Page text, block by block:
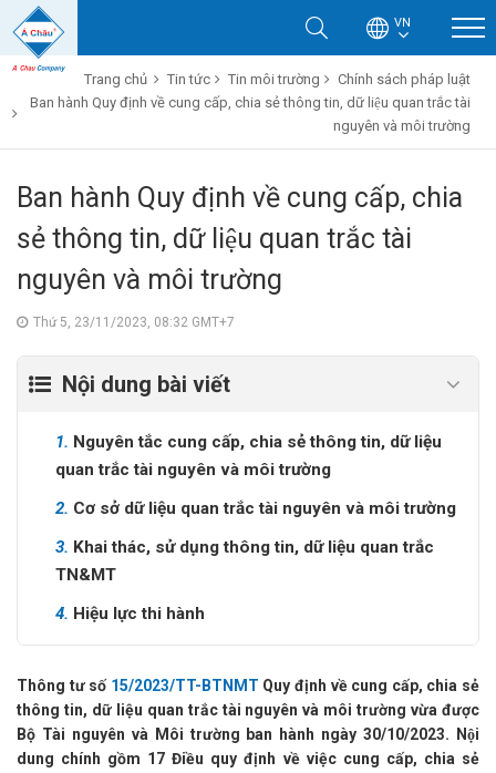
VN
Trang chủ Tin tức Tin môi trường
Chính sách pháp luật
Ban hành Quy định về cung cấp, chia sẻ thông tin, dữ liệu quan trắc tài
nguyên và môi trường
Ban hành Quy định về cung cấp, chia
sẻ thông tin, dữ liệu quan trắc tài
nguyên và môi trường
Thứ 5, 23/11/2023, 08:32 GMT+7
Nội dung bài viết
1. Nguyên tắc cung cấp, chia sẻ thông tin, dữ liệu
quan trắc tài nguyên và môi trường
2. Cơ sở dữ liệu quan trắc tài nguyên và môi trường
3. Khai thác, sử dụng thông tin, dữ liệu quan trắc
TN&MT
4. Hiệu lực thi hành
Thông tư số 15/2023/TT-BTNMT Quy định về cung cấp, chia sẻ
thông tin, dữ liệu quan trắc tài nguyên và môi trường vừa được
Bộ Tài nguyên và Môi trường ban hành ngày 30/10/2023. Nội
dung chính gồm 17 Điều quy định về việc cung cấp, chia sẻ